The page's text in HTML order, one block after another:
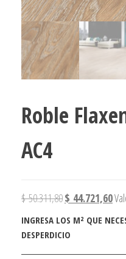
Roble
AC4
$50.311,80$ 44.721,60
INGRESA LOS M² QUE
DESPERDICIO